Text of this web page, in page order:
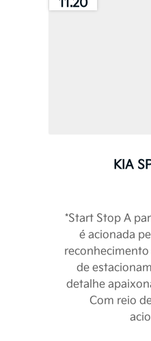
KIA
*Start Stop A
é acionada
reconhecimento
de
detalhe
Com reio